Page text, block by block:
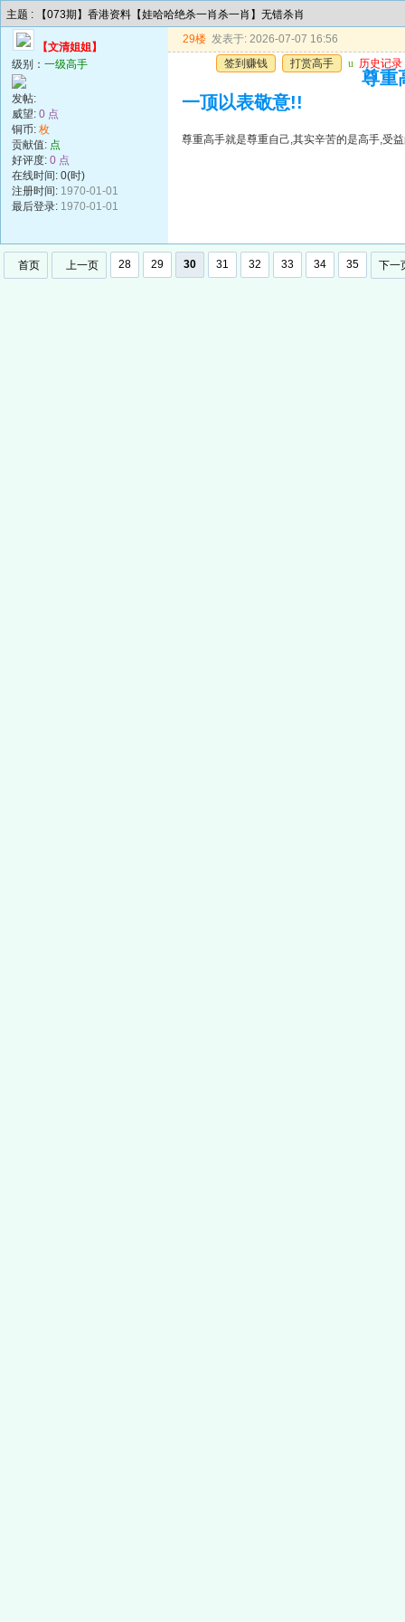
主题 : 【073期】香港资料【娃哈哈绝杀一肖杀一肖】无错杀肖
【文清姐姐】
级别： 一级高手
发帖:
威望: 0 点
铜币: 枚
贡献值: 点
好评度: 0 点
在线时间: 0(时)
注册时间: 1970-01-01
最后登录: 1970-01-01
29楼 发表于: 2026-07-07 16:56
签到赚钱
打赏高手 u 历史记录
尊重
一顶以表敬意!!
尊重高手就是尊重自己,其实辛苦的是高手,受
首页 上一页 28 29 30 31 32 33 34 35 下一